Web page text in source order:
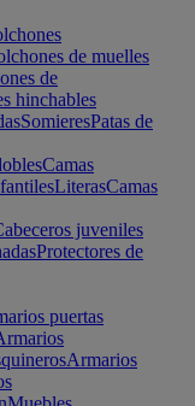
de muelles
de
hinchables
SomieresPatas de
Camas
LiterasCamas
juveniles
Protectores de
puertas
Armarios